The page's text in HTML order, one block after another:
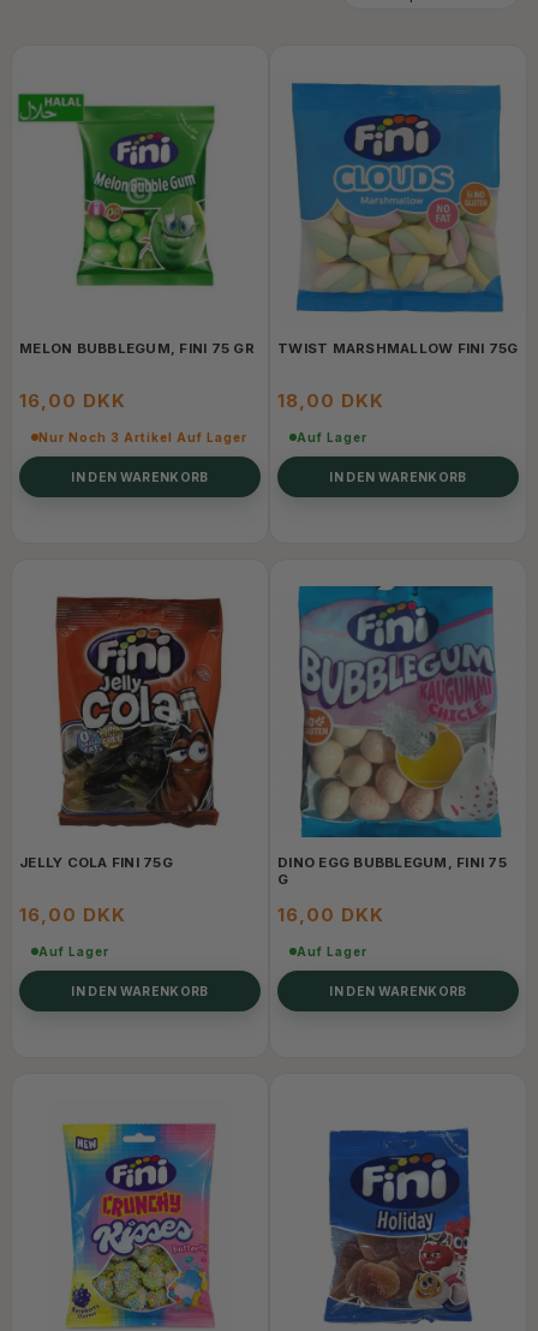
MELON BUBBLEGUM, FINI 75 GR
16,00 DKK
Nur Noch 3 Artikel Auf Lager
IN DEN WARENKORB
TWIST MARSHMALLOW FINI 75G
18,00 DKK
Auf Lager
IN DEN WARENKORB
JELLY COLA FINI 75G
16,00 DKK
Auf Lager
IN DEN WARENKORB
DINO EGG BUBBLEGUM, FINI 75
G
16,00 DKK
Auf Lager
IN DEN WARENKORB